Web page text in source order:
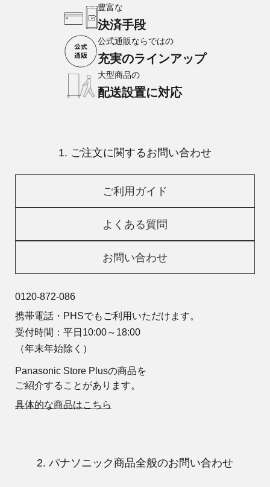
豊富な
決済手段
公式通販ならではの
充実のラインアップ
大型商品の
配送設置に対応
1. ご注文に関するお問い合わせ
ご利用ガイド
よくある質問
お問い合わせ
0120-872-086
携帯電話・PHSでもご利用いただけます。
受付時間：平日10:00～18:00
（年末年始除く）
Panasonic Store Plusの商品を
ご紹介することがあります。
具体的な商品はこちら
2. パナソニック商品全般のお問い合わせ